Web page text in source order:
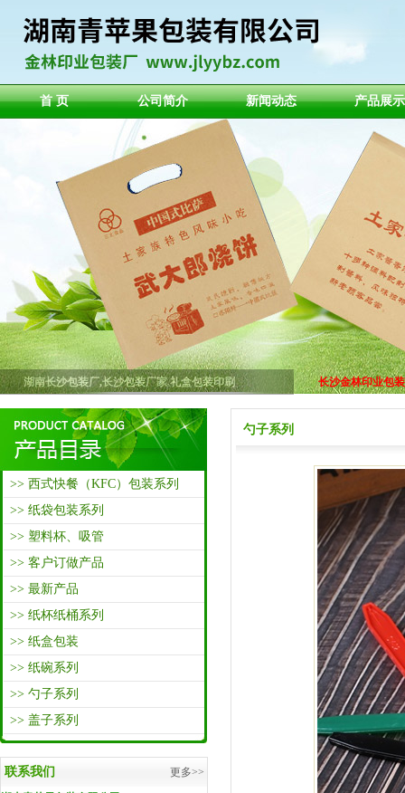
首 页 公司简介 新闻动态 产品展示
湖南长沙包装厂,长沙包装厂家,礼盒包装印刷 长沙金林印业包
>> 西式快餐（KFC）包装系列
>> 纸袋包装系列
>> 塑料杯、吸管
>> 客户订做产品
>> 最新产品
>> 纸杯纸桶系列
>> 纸盒包装
>> 纸碗系列
>> 勺子系列
>> 盖子系列
联系我们
更多>>
勺子系列